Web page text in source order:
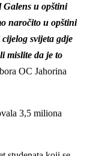
u opštini
naročito u opštini
svijeta gdje
mislite da je to
OC Jahorina
3,5 miliona